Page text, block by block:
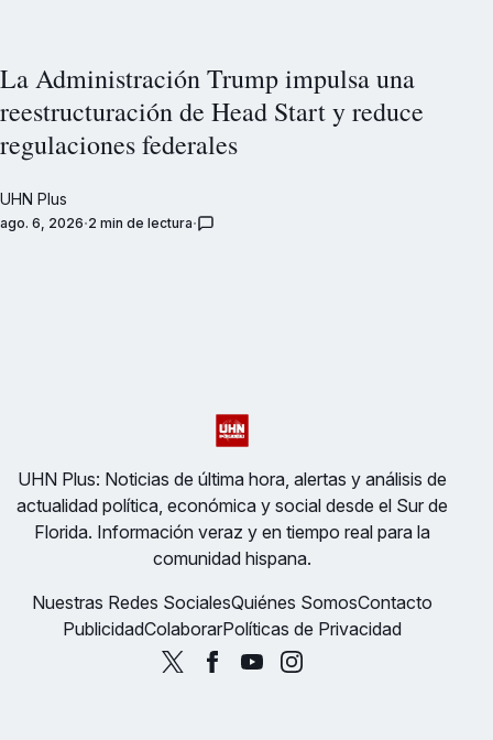
La Administración Trump impulsa una
reestructuración de Head Start y reduce
regulaciones federales
UHN Plus
ago. 6, 2026 2 min de lectura
UHN Plus: Noticias de última hora, alertas y análisis de
actualidad política, económica y social desde el Sur de
Florida. Información veraz y en tiempo real para la
comunidad hispana.
Nuestras Redes SocialesQuiénes SomosContacto
PublicidadColaborarPolíticas de Privacidad